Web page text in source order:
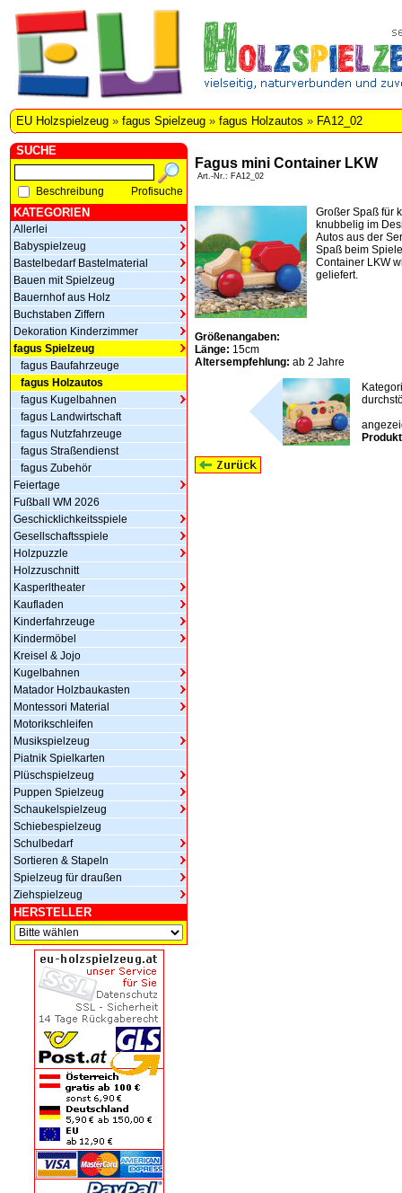
EU Holzspielzeug » fagus Spielzeug » fagus Holzautos » FA12_02
SUCHE
Beschreibung Profisuche
KATEGORIEN
Allerlei
Babyspielzeug
Bastelbedarf Bastelmaterial
Bauen mit Spielzeug
Bauernhof aus Holz
Buchstaben Ziffern
Dekoration Kinderzimmer
fagus Spielzeug
fagus Baufahrzeuge
fagus Holzautos
fagus Kugelbahnen
fagus Landwirtschaft
fagus Nutzfahrzeuge
fagus Straßendienst
fagus Zubehör
Feiertage
Fußball WM 2026
Geschicklichkeitsspiele
Gesellschaftsspiele
Holzpuzzle
Holzzuschnitt
Kasperltheater
Kaufladen
Kinderfahrzeuge
Kindermöbel
Kreisel & Jojo
Kugelbahnen
Matador Holzbaukasten
Montessori Material
Motorikschleifen
Musikspielzeug
Piatnik Spielkarten
Plüschspielzeug
Puppen Spielzeug
Schaukelspielzeug
Schiebespielzeug
Schulbedarf
Sortieren & Stapeln
Spielzeug für draußen
Ziehspielzeug
HERSTELLER
Fagus mini Container LKW
Art.-Nr.: FA12_02
Großer Spaß für
knubbelig im
Autos aus der
Spaß beim
Container LKW
geliefert.
Größenangaben:
Länge: 15cm
Altersempfehlung: ab 2 Jahre